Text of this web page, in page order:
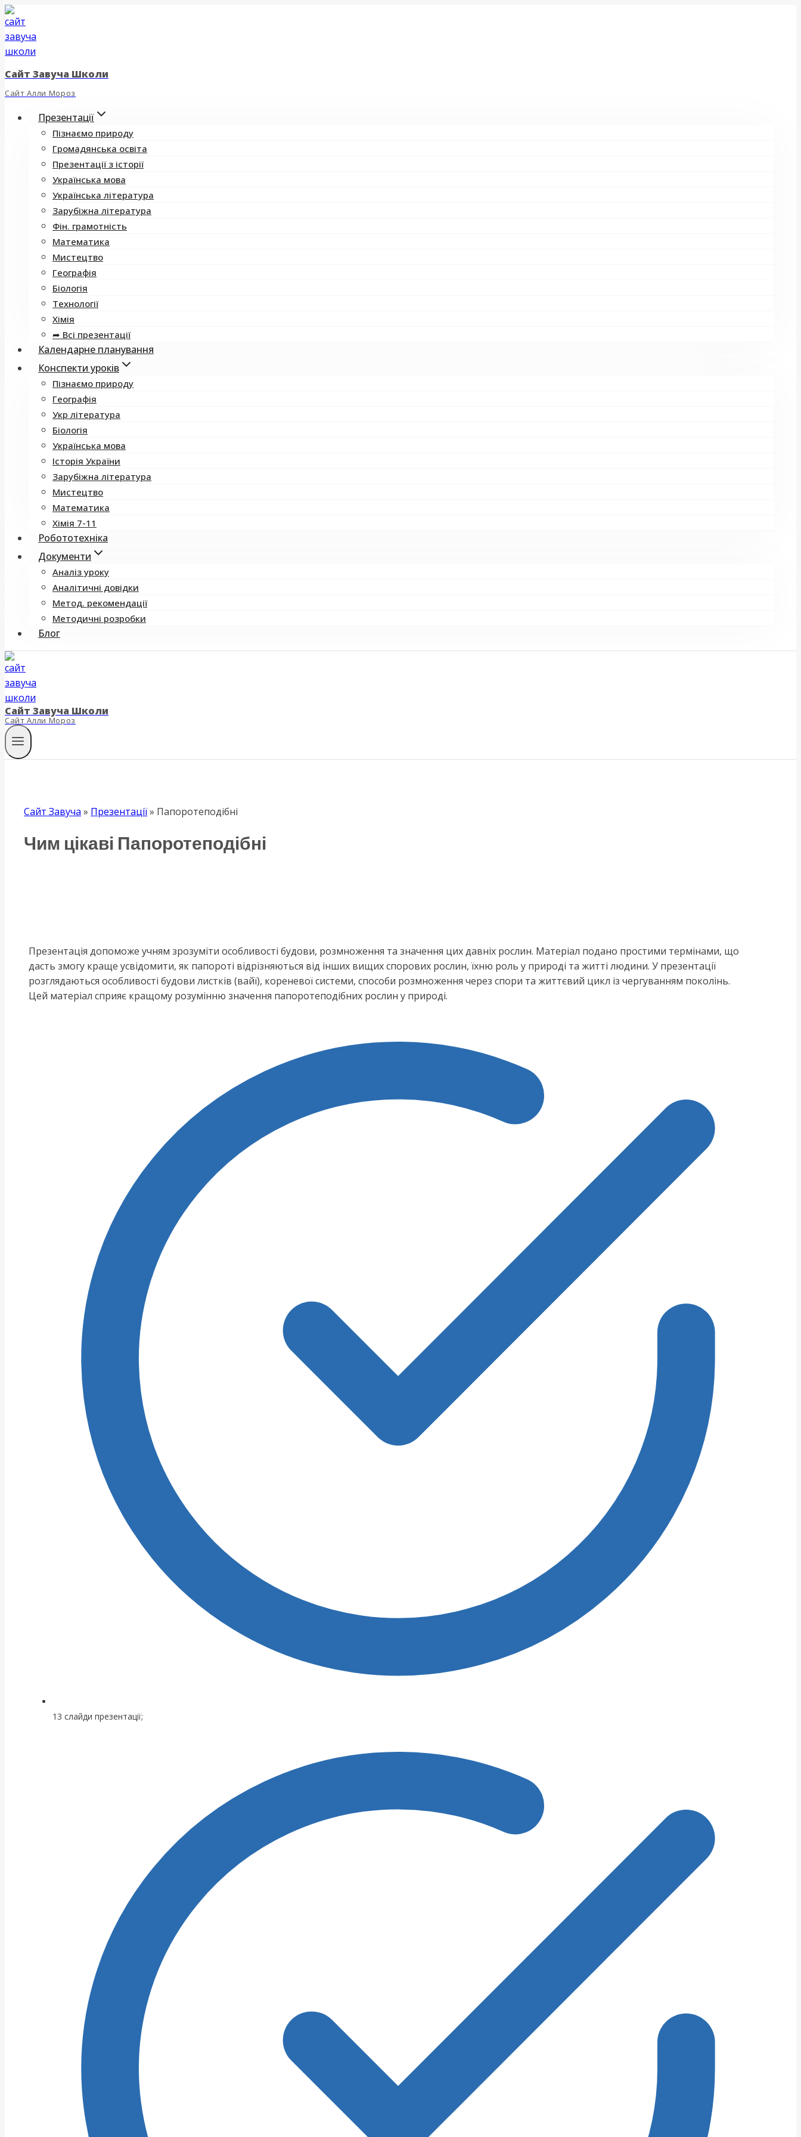
Перейти
до
вмісту
Сайт Завуча Школи
Сайт Алли Мороз
Презентації
Пізнаємо природу
Громадянська освіта
Презентації з історії
Українська мова
Українська література
Зарубіжна література
Фін. грамотність
Математика
Мистецтво
Географія
Біологія
Технології
Хімія
➦ Всі презентації
Календарне планування
Конспекти уроків
Пізнаємо природу
Географія
Укр література
Біологія
Українська мова
Історія України
Зарубіжна література
Мистецтво
Математика
Хімія 7-11
Робототехніка
Документи
Аналіз уроку
Аналітичні довідки
Метод. рекомендації
Методичні розробки
Блог
Сайт Завуча Школи
Сайт Алли Мороз
Сайт Завуча » Презентації» Папоротеподібні
Чим цікаві Папоротеподібні
Презентація допоможе учням зрозуміти особливості будови, розмноження та значення цих давніх рослин. Матеріал подано простими термінами, що
дасть змогу краще усвідомити, як папороті відрізняються від інших вищих спорових рослин, їхню роль у природі та житті людини. У презентації
розглядаються особливості будови листків (вайї), кореневої системи, способи розмноження через спори та життєвий цикл із чергуванням поколінь.
Цей матеріал сприяє кращому розумінню значення папоротеподібних рослин у природі.
13 слайди презентації;